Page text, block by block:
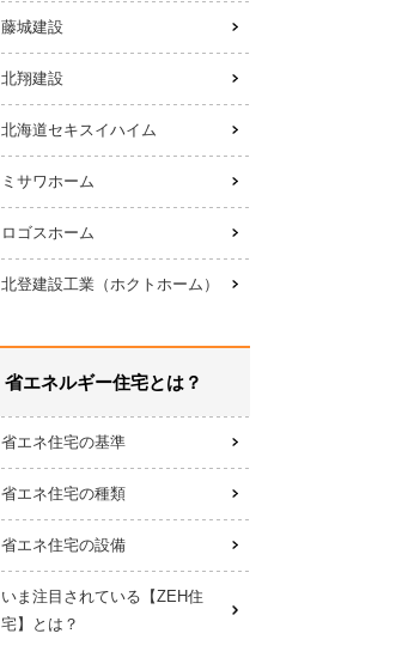
藤城建設
北翔建設
北海道セキスイハイム
ミサワホーム
ロゴスホーム
北登建設工業（ホクトホーム）
省エネルギー住宅とは？
省エネ住宅の基準
省エネ住宅の種類
省エネ住宅の設備
いま注目されている【ZEH住
宅】とは？